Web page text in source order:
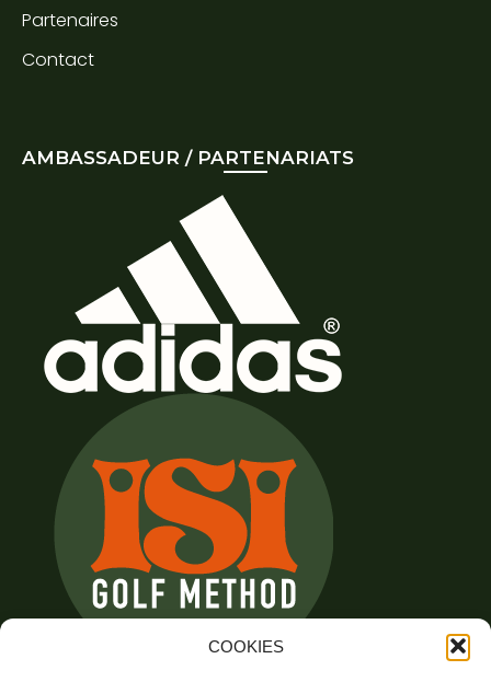
COOKIES
Partenaires
Contact
AMBASSADEUR / PARTENARIATS